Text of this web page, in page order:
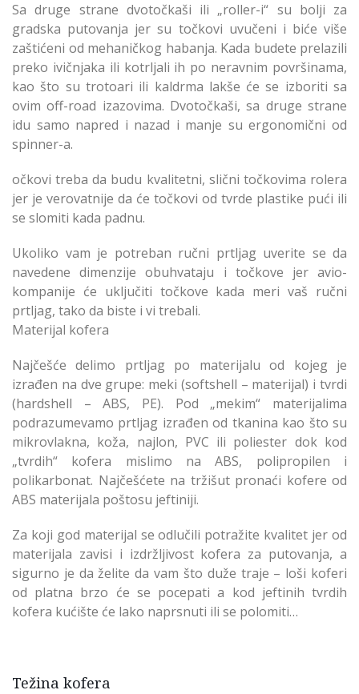
Sa druge strane dvotočkaši ili „roller-i“ su bolji za
gradska putovanja jer su točkovi uvučeni i biće više
zaštićeni od mehaničkog habanja. Kada budete prelazili
preko ivičnjaka ili kotrljali ih po neravnim površinama,
kao što su trotoari ili kaldrma lakše će se izboriti sa
ovim off-road izazovima. Dvotočkaši, sa druge strane
idu samo napred i nazad i manje su ergonomični od
spinner-a.
očkovi treba da budu kvalitetni, slični točkovima rolera
jer je verovatnije da će točkovi od tvrde plastike pući ili
se slomiti kada padnu.
Ukoliko vam je potreban ručni prtljag uverite se da
navedene dimenzije obuhvataju i točkove jer avio-
kompanije će uključiti točkove kada meri vaš ručni
prtljag, tako da biste i vi trebali.
Materijal kofera
Najčešće delimo prtljag po materijalu od kojeg je
izrađen na dve grupe: meki (softshell – materijal) i tvrdi
(hardshell – ABS, PE). Pod „mekim“ materijalima
podrazumevamo prtljag izrađen od tkanina kao što su
mikrovlakna, koža, najlon, PVC ili poliester dok kod
„tvrdih“ kofera mislimo na ABS, polipropilen i
polikarbonat. Najčešćete na tržišut pronaći kofere od
ABS materijala poštosu jeftiniji.
Za koji god materijal se odlučili potražite kvalitet jer od
materijala zavisi i izdržljivost kofera za putovanja, a
sigurno je da želite da vam što duže traje – loši koferi
od platna brzo će se pocepati a kod jeftinih tvrdih
kofera kućište će lako naprsnuti ili se polomiti…
Težina kofera